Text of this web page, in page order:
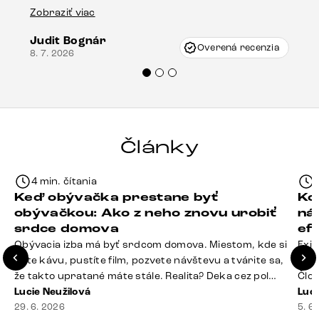
stola bolo malé poškodenie, pravdepodobne
Vincze pri riešení mojej záležitosti pristúpili
veľmi korektne. Odporúčam produkty Delife
Zobraziť viac
Judit Bognár
8. 7. 2026 Overená recenzia
Články
4 min. čítania
Keď obývačka prestane byť
obývačkou: Ako z neho znovu urobiť
srdce domova
Obývacia izba má byť srdcom domova. Miestom, kde si
dáte kávu, pustíte film, pozvete návštevu a tvárite sa,
že takto upratané máte stále. Realita? Deka cez pol
sedačky, ovládač záhadne zmizol, konferenčný stolík
slúži ako odkladisko všetkého od účteniek po balzam
Lucie Neužilová
29. 6. 2026
si
5.